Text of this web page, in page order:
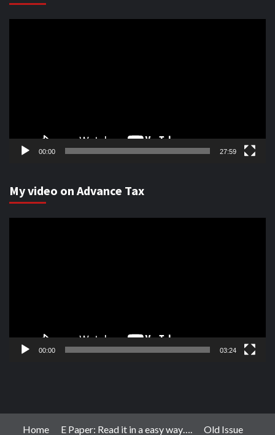
00:00 27:59
My video on Advance Tax
00:00 03:24
Home E Paper: Read it in a easy way…. Old Issue